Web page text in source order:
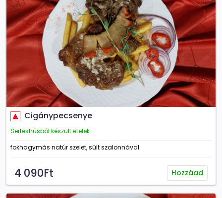
Cigánypecsenye
Sertéshúsból készült ételek
fokhagymás natúr szelet, sült szalonnával
4 090Ft Hozzáad